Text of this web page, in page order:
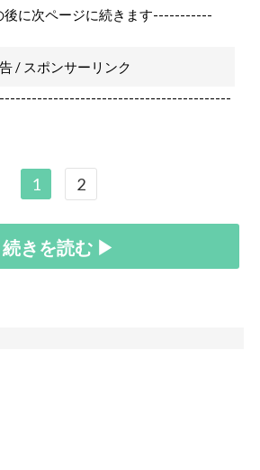
に次ページに続きます-----------
/ スポンサーリンク
1 2
続きを読む ▶